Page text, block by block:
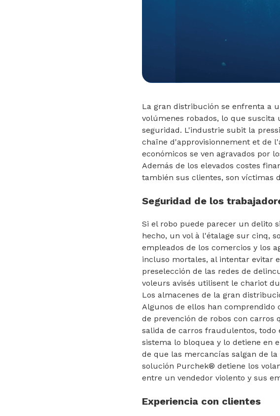
La gran distribución se enfrenta a
volúmenes robados, lo que suscita
seguridad. L'industrie subit la
chaîne d'approvisionnement et de
económicos se ven agravados por
Además de los elevados costes
también sus clientes, son víctimas
Seguridad de los
Si el robo puede parecer un delito
hecho, un vol à l'étalage sur cinq,
empleados de los comercios y los
incluso mortales, al intentar evitar
preselección de las redes de
voleurs avisés utilisent le chariot
Los almacenes de la gran
Algunos de ellos han
de prevención de robos con
salida de carros fraudulentos,
sistema lo bloquea y lo detiene en
de que las mercancías salgan de
solución Purchek® detiene los
entre un vendedor violento y sus
Experiencia con clientes